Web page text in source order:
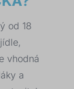
od 18
vhodná
a